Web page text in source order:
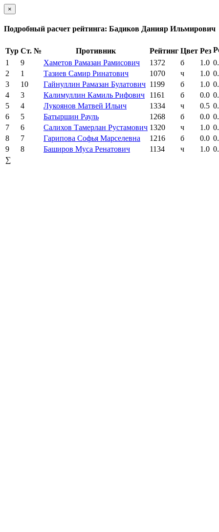
×
Подробный расчет рейтинга: Бадиков Данияр Ильмирович
Тур Ст. № Противник Рейтинг Цвет Рез
1
9 Хаметов Рамазан Рамисович 1372 б 1.0
2
1 Тазиев Самир Ринатович 1070 ч 1.0
3
10 Гайнуллин Рамазан Булатович 1199 б 1.0
4
3 Калимуллин Камиль Рифович 1161 б 0.0
5
4 Лукоянов Матвей Ильич 1334 ч 0.5
6
5 Батыршин Рауль 1268 б 0.0
7
6 Салихов Тамерлан Рустамович 1320 ч 1.0
8
7 Гарипова Софья Марселевна 1216 б 0.0
9
8 Баширов Муса Ренатович 1134 ч 1.0
∑